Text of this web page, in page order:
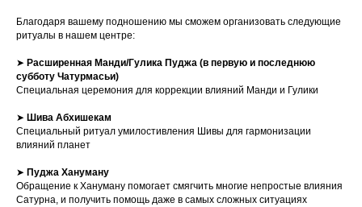
Благодаря вашему подношению мы сможем организовать следующие
ритуалы в нашем центре:
➤ Расширенная Манди/Гулика Пуджа (в первую и последнюю
субботу Чатурмасьи)
Специальная церемония для коррекции влияний Манди и Гулики
➤ Шива Абхишекам
Специальный ритуал умилостивления Шивы для гармонизации
влияний планет
➤ Пуджа Хануману
Обращение к Хануману помогает смягчить многие непростые влияния
Сатурна, и получить помощь даже в самых сложных ситуациях